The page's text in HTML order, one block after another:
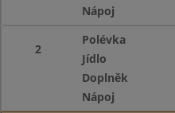
Nápoj
2
Polévka
Jídlo
Doplněk
Nápoj